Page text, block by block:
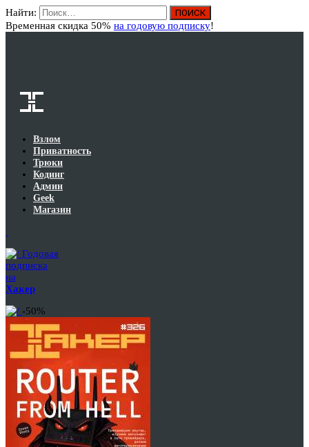
Найти:
Временная скидка 50% на годовую подписку!
Взлом
Приватность
Трюки
Кодинг
Админ
Geek
Магазин
Годовая
подписка
на
Хакер
-50%